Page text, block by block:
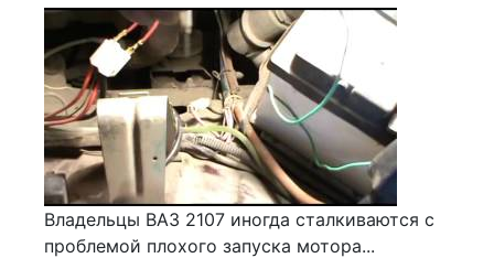
Владельцы ВАЗ 2107 иногда сталкиваются с
проблемой плохого запуска мотора...